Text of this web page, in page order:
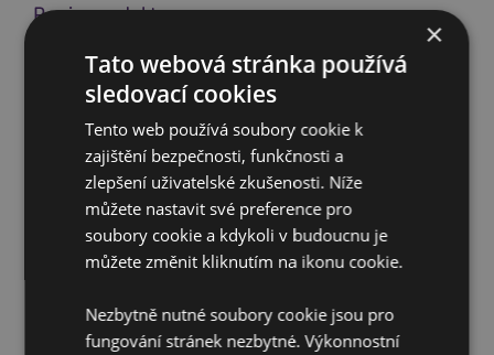
Popis produktu
Vonný olej Goloka Španělský rozmarýn, 10ml
Značka:Goloka
Material:Vonné oleje (syntetické vůně)
Pro použití: Aromalampy, prstence lamp, rákosové
difuzory a sušené květiny.
Balení:
Veganské:Ano
Bez dětské práce:Ano
×
Tato webová stránka používá
sledovací cookies
Tento web používá soubory cookie k
zajištění bezpečnosti, funkčnosti a
zlepšení uživatelské zkušenosti. Níže
můžete nastavit své preference pro
soubory cookie a kdykoli v budoucnu je
můžete změnit kliknutím na ikonu cookie.
Nezbytně nutné soubory cookie jsou pro
fungování stránek nezbytné. Výkonnostní